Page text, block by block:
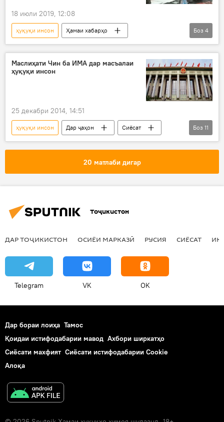
18 июли 2019, 12:08
ҳуқуқи инсон
Ҳамаи хабарҳо
Дар Тоҷикистон
Ваколатдор оид ба ҳуқуқи инсон
муроҷиат
зан
Боз 4
Маслиҳати Чин ба ИМА дар масъалаи
ҳуқуқи инсон
25 декабри 2014, 14:51
ҳуқуқи инсон Дар ҷаҳон
Сиёсат
Ҳамаи хабарҳо
ИМА
Чин
вазорати умури хориҷаи ИМА
вазъи ҳуқуқ
риоя кунад
озод намояд
Боз 11
20 матлаби дигар
Тоҷикистон
ДАР ТОҶИКИСТОН ОСИЁИ МАРКАЗӢ РУСИЯ СИЁСАТ
Telegram VK OK
Дар бораи лоиҳа Тамос
Қоидаи истифодабарии мавод Ахбори ширкатҳо
Сиёсати махфият Сиёсати истифодабарии Cookie
Алоқа